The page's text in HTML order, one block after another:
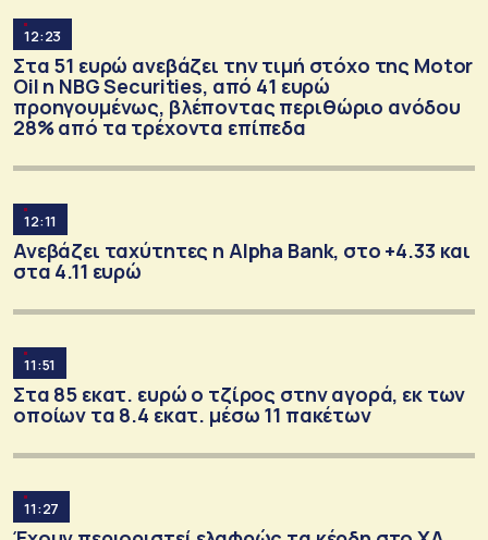
12:23
Στα 51 ευρώ ανεβάζει την τιμή στόχο της Motor
Oil η NBG Securities, από 41 ευρώ
προηγουμένως, βλέποντας περιθώριο ανόδου
28% από τα τρέχοντα επίπεδα
12:11
Ανεβάζει ταχύτητες η Alpha Bank, στο +4.33 και
στα 4.11 ευρώ
11:51
Στα 85 εκατ. ευρώ ο τζίρος στην αγορά, εκ των
οποίων τα 8.4 εκατ. μέσω 11 πακέτων
11:27